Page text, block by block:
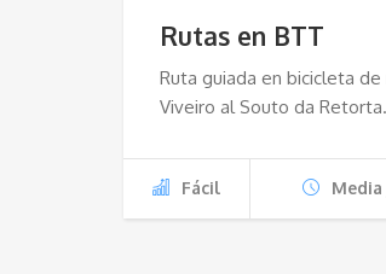
Rutas en BTT
Ruta guiada en bicicleta
Viveiro al Souto da Retorta.
Fácil